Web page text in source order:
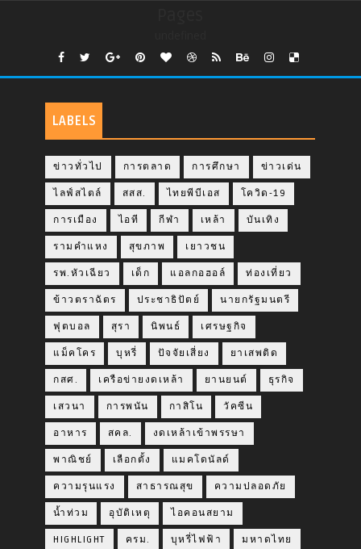
LABELS
ข่าวทั่วไป การตลาด การศึกษา ข่าวเด่น
ไลฟ์สไตล์ สสส. ไทยพีบีเอส โควิด-19
การเมือง ไอที กีฬา เหล้า บันเทิง
รามคำแหง สุขภาพ เยาวชน
รพ.หัวเฉียว เด็ก แอลกอฮอล์ ท่องเที่ยว
ข้าวตราฉัตร ประชาธิปัตย์ นายกรัฐมนตรี
ฟุตบอล สุรา นิพนธ์ เศรษฐกิจ
แม็คโคร บุหรี่ ปัจจัยเสี่ยง ยาเสพติด
กสศ. เครือข่ายงดเหล้า ยานยนต์ ธุรกิจ
เสวนา การพนัน กาสิโน วัคซีน
อาหาร สคล. งดเหล้าเข้าพรรษา
พาณิชย์ เลือกตั้ง แมคโดนัลด์
ความรุนแรง สาธารณสุข ความปลอดภัย
น้ำท่วม อุบัติเหตุ ไอคอนสยาม
HIGHLIGHT ครม. บุหรี่ไฟฟ้า มหาดไทย